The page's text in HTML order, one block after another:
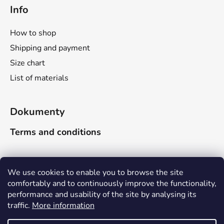
We use cookies to enable you to browse the site
comfortably and to continuously improve the functionality,
performance and usability of the site by analysing its
traffic. More information
Due to the company-wide holiday, delivery times will be
Info
How to shop
Shipping and payment
Size chart
List of materials
Dokumenty
Terms and conditions
Search
SEARCH